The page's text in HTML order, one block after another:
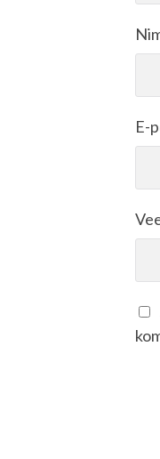
E-